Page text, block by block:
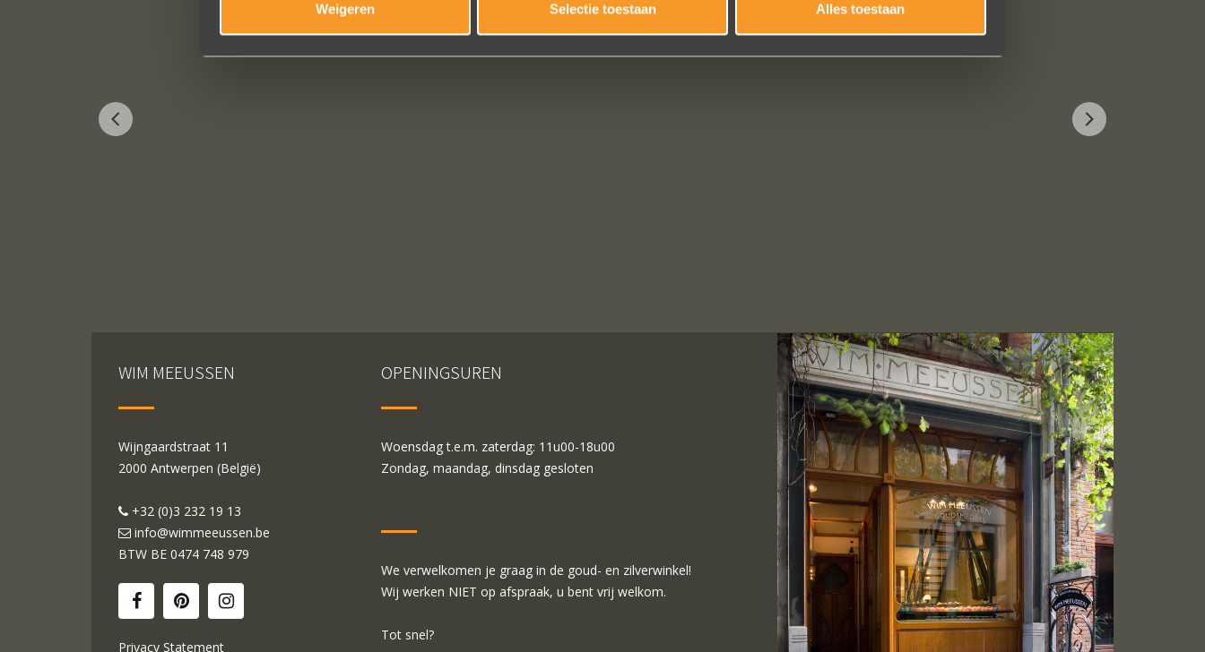
Weigeren Selectie toestaan Alles toestaan
WIM MEEUSSEN
Wijngaardstraat 11
2000 Antwerpen (België)
+32 (0)3 232 19 13
info@wimmeeussen.be
BTW BE 0474 748 979
Privacy Statement
OPENINGSUREN
Woensdag t.e.m. zaterdag: 11u00-18u00
Zondag, maandag, dinsdag gesloten
We verwelkomen je graag in de goud- en zilverwinkel!
Wij werken NIET op afspraak, u bent vrij welkom.
Tot snel?